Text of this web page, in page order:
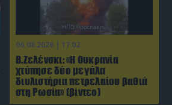
06.08.2026 | 17:02
Β.Ζελένσκι: «Η Ουκρανία
χτύπησε δύο μεγάλα
διυλιστήρια πετρελαίου βαθιά
στη Ρωσία» (βίντεο)